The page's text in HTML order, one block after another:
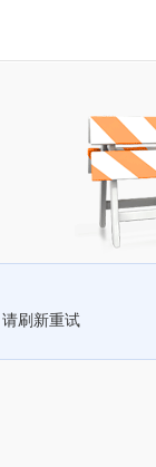
刷新重试